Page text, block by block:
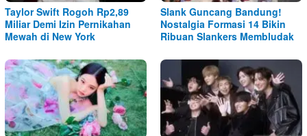
Taylor Swift Rogoh Rp2,89
Miliar Demi Izin Pernikahan
Mewah di New York
Slank Guncang Bandung!
Nostalgia Formasi 14 Bikin
Ribuan Slankers Membludak